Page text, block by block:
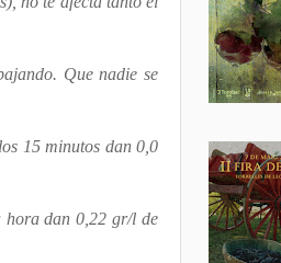
Que nadie se
15 minutos dan 0,0
hora dan 0,22 gr/l de